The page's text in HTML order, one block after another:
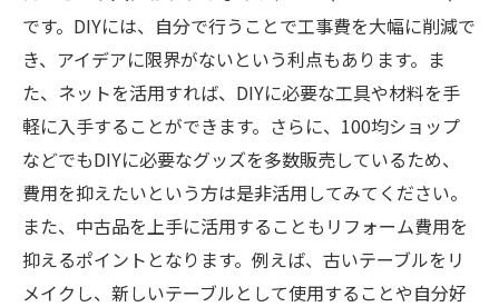
です。DIYには、自分で行うことで工事費を大幅に削減で
き、アイデアに限界がないという利点もあります。ま
た、ネットを活用すれば、DIYに必要な工具や材料を手
軽に入手することができます。さらに、100均ショップ
などでもDIYに必要なグッズを多数販売しているため、
費用を抑えたいという方は是非活用してみてください。
また、中古品を上手に活用することもリフォーム費用を
抑えるポイントとなります。例えば、古いテーブルをリ
メイクし、新しいテーブルとして使用することや自分好